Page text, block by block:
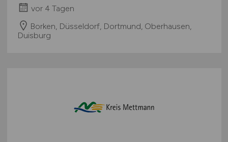
vor 4 Tagen
Borken, Düsseldorf, Dortmund, Oberhausen,
Duisburg